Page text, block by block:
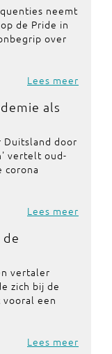
neemt
de Pride in
over
Lees meer
als
Duitsland door
vertelt oud-
corona
Lees meer
vertaler
zich bij de
een
Lees meer